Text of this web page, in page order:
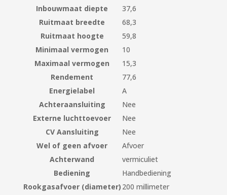
Inbouwmaat diepte
37,6
Ruitmaat breedte
68,3
Ruitmaat hoogte
59,8
Minimaal vermogen
10
Maximaal vermogen
15,3
Rendement
77,6
Energielabel
A
Achteraansluiting
Nee
Externe luchttoevoer
Nee
CV Aansluiting
Nee
Wel of geen afvoer
Afvoer
Achterwand
vermiculiet
Bediening
Handbediening
Rookgasafvoer (diameter) 200 millimeter